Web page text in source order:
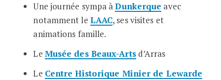
Une journée sympa àDunkerque avec
notamment le LAAC, ses visites et
animations famille.
Le Musée des Beaux-Artsd’Arras
Le Centre Historique Minier de Lewarde